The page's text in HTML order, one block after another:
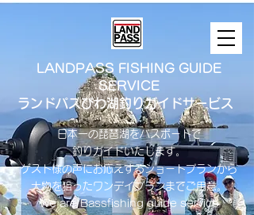
LANDPASS FISHING GUIDE
SERVICE
ランドパスびわ湖釣りガイドサービス
日本一の琵琶湖をバスボートで
釣りガイドいたします。
​ゲスト様の声にお応えするショートプランから
大物を狙ったワンデイプランまでご用意。
​We are Bassfishing guide service